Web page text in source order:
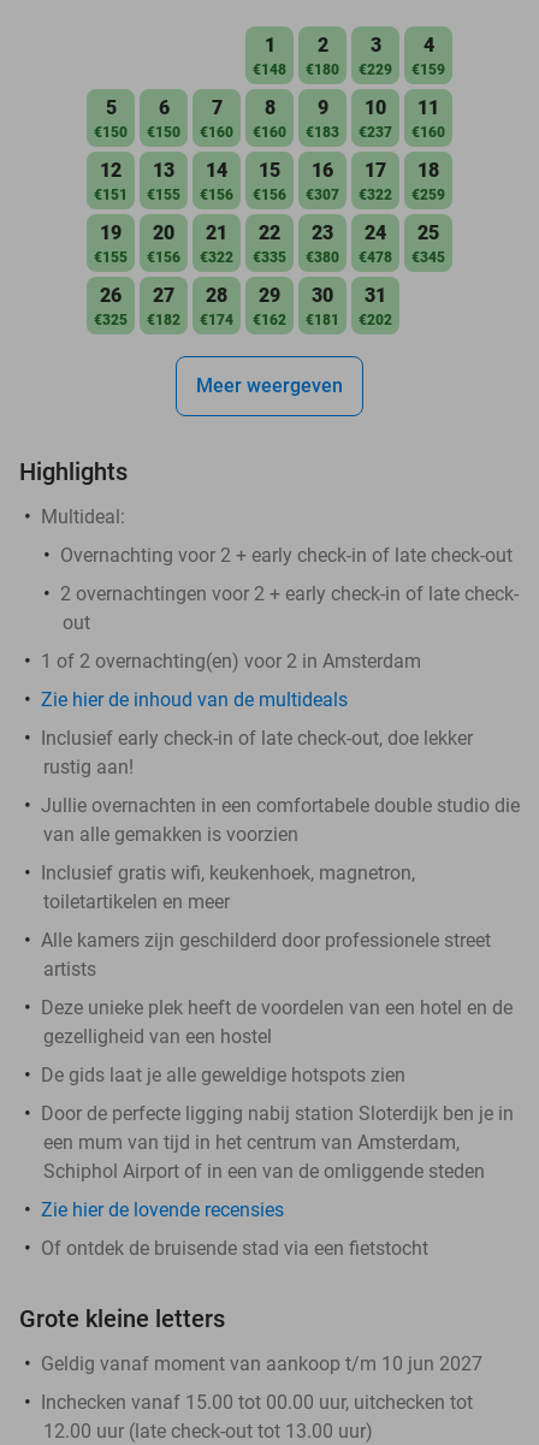
1
€148
2
€180
3
€229
4
€159
5
€150
6
€150
7
€160
8
€160
9
€183
10
€237
11
€160
12
€151
13
€155
14
€156
15
€156
16
€307
17
€322
18
€259
19
€155
20
€156
21
€322
22
€335
23
€380
24
€478
25
€345
26
€325
27
€182
28
€174
29
€162
30
€181
31
€202
Meer weergeven
Highlights
Multideal:
Overnachting voor 2 + early check-in of late check-out
2 overnachtingen voor 2 + early check-in of late check-
out
1 of 2 overnachting(en) voor 2 in Amsterdam
Zie hier de inhoud van de multideals
Inclusief early check-in of late check-out, doe lekker
rustig aan!
Jullie overnachten in een comfortabele double studio die
van alle gemakken is voorzien
Inclusief gratis wifi, keukenhoek, magnetron,
toiletartikelen en meer
Alle kamers zijn geschilderd door professionele street
artists
Deze unieke plek heeft de voordelen van een hotel en de
gezelligheid van een hostel
De gids laat je alle geweldige hotspots zien
Door de perfecte ligging nabij station Sloterdijk ben je in
een mum van tijd in het centrum van Amsterdam,
Schiphol Airport of in een van de omliggende steden
Zie hier de lovende recensies
Of ontdek de bruisende stad via een fietstocht
Grote kleine letters
Geldig vanaf moment van aankoop t/m 10 jun 2027
Inchecken vanaf 15.00 tot 00.00 uur, uitchecken tot
12.00 uur (late check-out tot 13.00 uur)